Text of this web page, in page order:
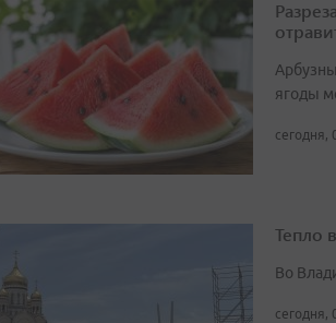
ягоды
сегодня,
Тепло
Во
сегодня,